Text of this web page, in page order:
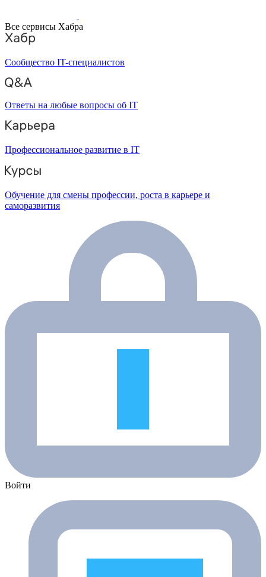
Все сервисы Хабра
Сообщество IT-специалистов
Ответы на любые вопросы об IT
Профессиональное развитие в IT
Обучение для смены профессии, роста в карьере и
саморазвития
Войти